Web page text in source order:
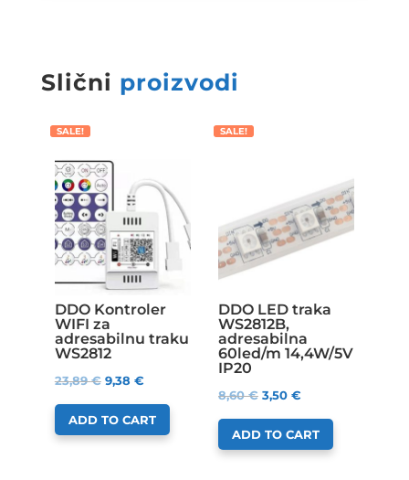
Slični proizvodi
SALE!
DDO Kontroler
WIFI za
adresabilnu traku
WS2812
23,89€ 9,38 €
ADD TO CART
SALE!
DDO LED traka
WS2812B,
adresabilna
60led/m 14,4W/5V
IP20
8,60€ 3,50 €
ADD TO CART